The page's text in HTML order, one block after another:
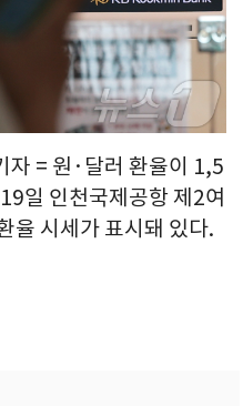
자 = 원·달러 환율이 1,5
일 인천국제공항 제2여
율 시세가 표시돼 있다.